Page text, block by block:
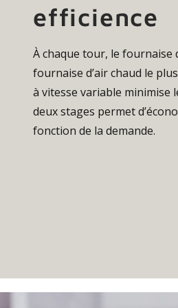
efficience
À chaque tour, le fournaise
fournaise d’air chaud le
à vitesse variable minimise
deux stages permet
fonction de la demande.